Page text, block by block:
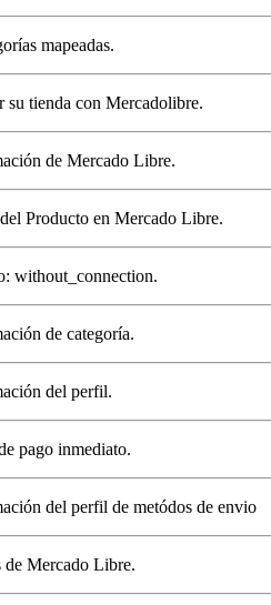
mapeadas.
su tienda con Mercadolibre.
de Mercado Libre.
Producto en Mercado Libre.
without_connection.
de categoría.
del perfil.
pago inmediato.
del perfil de metódos de envio
de Mercado Libre.